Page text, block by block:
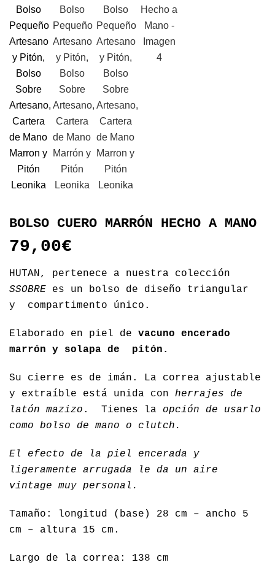
BOLSO CUERO MARRÓN HECHO A MANO
79,00€
HUTAN, pertenece a nuestra colección
SSOBRE es un bolso de diseño triangular
y compartimento único.
Elaborado en piel de vacuno encerado
marrón y solapa de pitón.
Su cierre es de imán. La correa ajustable
y extraíble está unida con herrajes de
latón mazizo . Tienes la opción de usarlo
como bolso de mano o clutch.
El efecto de la piel encerada y
ligeramente arrugada le da un aire
vintage muy personal.
Tamaño: longitud (base) 28 cm – ancho 5
cm – altura 15 cm.
Largo de la correa: 138 cm